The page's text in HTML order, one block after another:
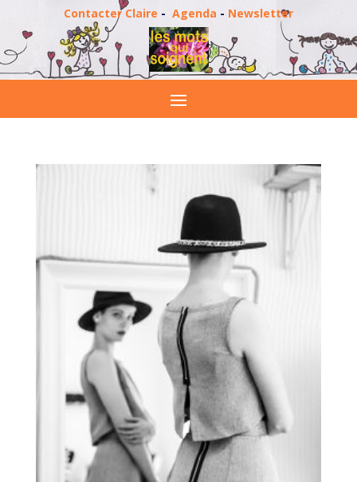
Contacter Claire - Agenda - Newsletter